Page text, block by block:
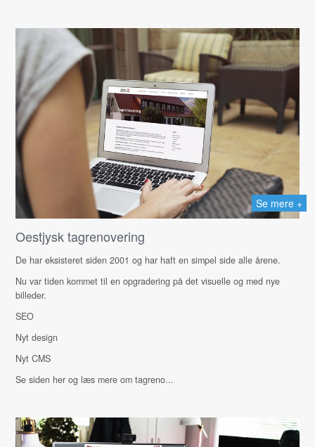
Se mere +
Oestjysk tagrenovering
De har eksisteret siden 2001 og har haft en simpel side alle årene.
Nu var tiden kommet til en opgradering på det visuelle og med nye
billeder.
SEO
Nyt design
Nyt CMS
Se siden her og læs mere om tagreno...